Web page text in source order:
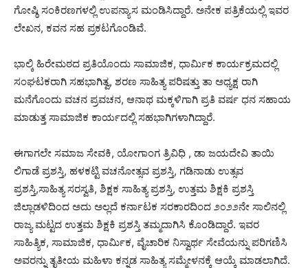
ಗೋಷ್ಠಿ ಸಂಕಿರಣಗಳಲ್ಲಿ ಉಪನ್ಯಾಸ ಮಂಡಿಸಿದ್ದಾರೆ. ಅನೇಕ ಪತ್ರಿಕೆಯಲ್ಲಿ ಇವರ
ಲೇಖನ, ಕವನ ಸಹ ಪ್ರಕಟಗೊಂಡಿವೆ.
ಭಾಲ್ಕಿ ಹಿರೇಮಠದ ಪ್ರತಿಯೊಂದು ಸಾಮಾಜಿಕ, ಧಾರ್ಮಿಕ ಕಾರ್ಯಕ್ರಮದಲ್ಲಿ
ಸಂಘಟಕರಾಗಿ ಸಹಭಾಗಿತ್ವ, ಶರಣ ಸಾಹಿತ್ಯ ಪರಿಷತ್ತು ತಾ ಅಧ್ಯಕ್ಷ ರಾಗಿ
ಮನೆಗೊಂದು ವಚನ ಪ್ರವಚನ, ಆನಾಥ ಮಕ್ಕಳಿಗಾಗಿ ಪ್ರತಿ ವರ್ಷ ಧನ ಸಹಾಯ
ಮಾಡುತ್ತ ಸಾಮಾಜಿಕ ಕಾರ್ಯದಲ್ಲಿ ಸಹಭಾಗಿಗಳಾಗಿದ್ದಾರೆ.
ಈಗಾಗಲೇ ಸಮಾಜ ಸೇವಕಿ, ಯೋಗಾಂಗ ತ್ರಿವಿಧಿ , ಡಾ ಜಯದೇವಿ ತಾಯಿ
ಲಿಗಾಡೆ ಪ್ರಶಸ್ತಿ, ಹಳಕಟ್ಟಿ ವಚನೋತ್ಸವ ಪ್ರಶಸ್ತಿ, ಗಡಿನಾಡು ಉತ್ಸವ
ಪ್ರಶಸ್ತಿ,ಸಾಹಿತ್ಯ ಸರಸ್ವತಿ, ಶಿಕ್ಷಕ ಸಾಹಿತ್ಯ ಪ್ರಶಸ್ತಿ, ಉತ್ತಮ ಶಿಕ್ಷಕಿ ಪ್ರಶಸ್ತಿ
ಜಿಲ್ಲಾಡಳಿದಿಂದ ಅದು ಅಲ್ಲದೆ ಕರ್ನಾಟಕ ಸರಕಾರದಿಂದ ೨೦೨೨ನೇ ಸಾಲಿನಲ್ಲಿ
ರಾಜ್ಯ ಮಟ್ಟದ ಉತ್ತಮ ಶಿಕ್ಷಕಿ ಪ್ರಶಸ್ತಿ ತಮ್ಮದಾಗಿಸಿ ಕೊಂಡಿದ್ದಾರೆ. ಇವರ
ಸಾಹಿತ್ಯಿಕ, ಸಾಮಾಜಿಕ, ಧಾರ್ಮಿಕ, ವೈಚಾರಿಕ ನಿಸ್ವಾರ್ಥ ಸೇವೆಯನ್ನು ಪರಿಗಣಿಸಿ
ಅವರನ್ನು ತೃತೀಯ ಮಹಿಳಾ ಕನ್ನಡ ಸಾಹಿತ್ಯ ಸಮ್ಮೇಳನಕ್ಕೆ ಆಯ್ಕೆ ಮಾಡಲಾಗಿದೆ.